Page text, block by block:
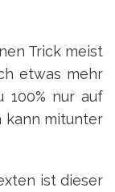
Trick meist
etwas mehr
100% nur auf
kann mitunter
ist dieser